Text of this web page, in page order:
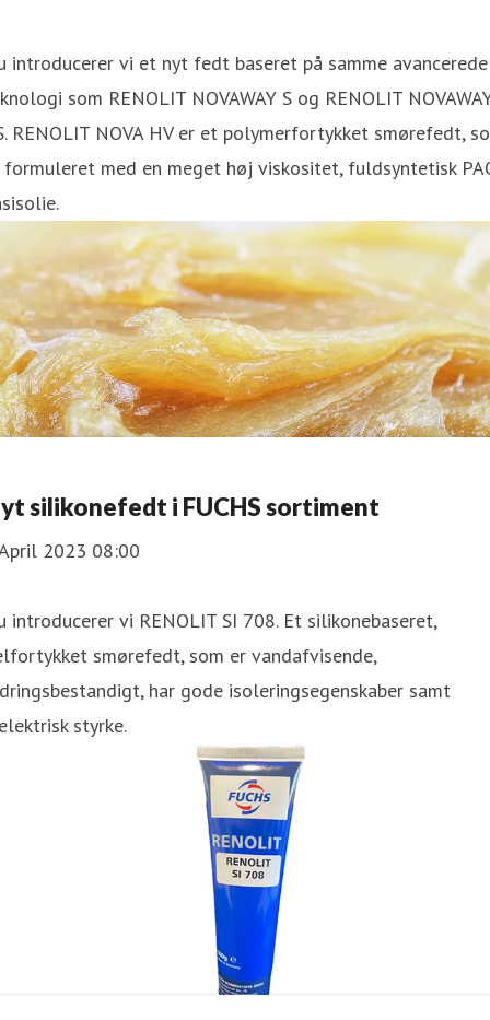
introducerer vi et nyt fedt baseret på samme avancerede
som RENOLIT NOVAWAY S og RENOLIT
RENOLIT NOVA HV er et polymerfortykket smørefedt,
formuleret med en meget høj viskositet, fuldsyntetisk
silikonefedt i FUCHS sortiment
2023 08:00
introducerer vi RENOLIT SI 708. Et silikonebaseret,
smørefedt, som er vandafvisende,
har gode isoleringsegenskaber samt
styrke.